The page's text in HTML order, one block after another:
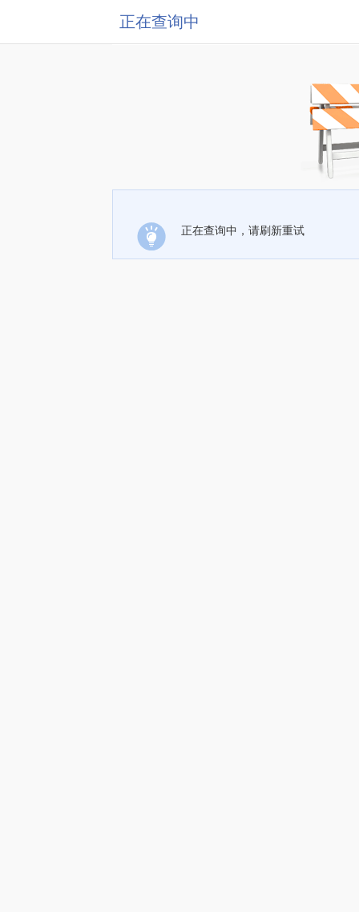
正在查询中
正在查询中，请刷新重试